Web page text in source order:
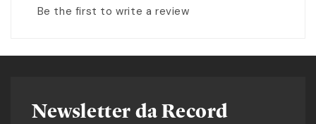
mais profundas concepções da ciência. Uma história
Be the first to write a review
Newsletter da Record